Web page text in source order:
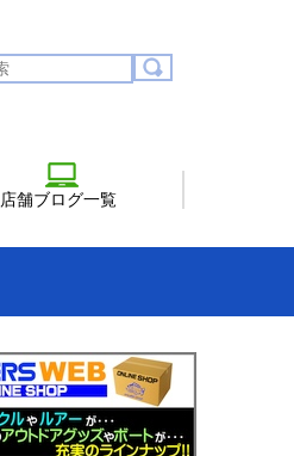
店舗ブログ一覧